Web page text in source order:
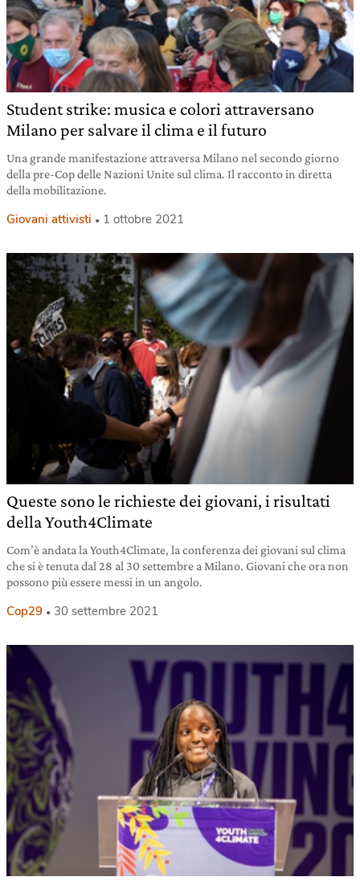
Student strike: musica e colori attraversano
Milano per salvare il clima e il futuro
Una grande manifestazione attraversa Milano nel secondo giorno
della pre-Cop delle Nazioni Unite sul clima. Il racconto in diretta
della mobilitazione.
Giovani attivisti 1 ottobre 2021
Queste sono le richieste dei giovani, i risultati
della Youth4Climate
Com’è andata la Youth4Climate, la conferenza dei giovani sul clima
che si è tenuta dal 28 al 30 settembre a Milano. Giovani che ora non
possono più essere messi in un angolo.
Cop29 30 settembre 2021